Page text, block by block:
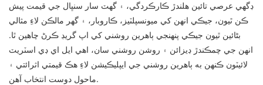
ڊگهي عرصي تائين هلندڙ ڪارڪردگي، ۽ گهٽ سار سنڀال جي قيمت پيش
ڪن ٿيون، جيڪي انهن کي ميونسپلٽيز، ڪاروبار، ۽ گهر مالڪن لاءِ مثالي
بڻائين ٿيون جيڪي پنهنجي ٻاهرين روشني کي اپ گريڊ ڪرڻ چاهين ٿا.
انهن جي چمڪندڙ ڊيزائن ۽ روشن روشني سان، اهي ايل اي ڊي اسٽريٽ
لائيٽون ڪنهن به ٻاهرين روشني جي ايپليڪيشن لاءِ هڪ قيمتي اثرائتي ۽
ماحول دوست انتخاب آهن.